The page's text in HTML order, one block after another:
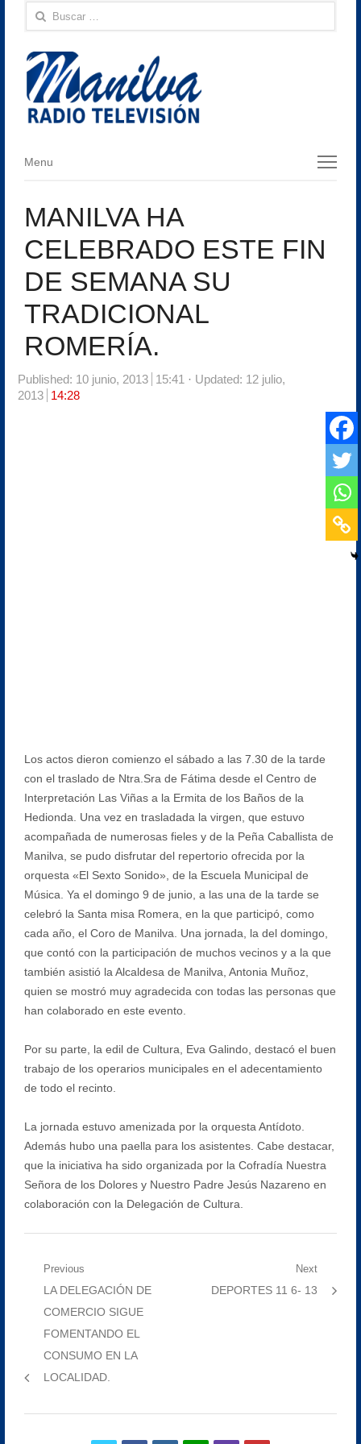
Buscar:
Menu
Menu
MANILVA HA
CELEBRADO ESTE FIN
DE SEMANA SU
TRADICIONAL
ROMERÍA.
Published: 10 junio, 2013 15:41
Updated: 12 julio,
2013
14:28
Los actos dieron comienzo el sábado a las 7.30 de la tarde
con el traslado de Ntra.Sra de Fátima desde el Centro de
Interpretación Las Viñas a la Ermita de los Baños de la
Hedionda. Una vez en trasladada la virgen, que estuvo
acompañada de numerosas fieles y de la Peña Caballista de
Manilva, se pudo disfrutar del repertorio ofrecida por la
orquesta «El Sexto Sonido», de la Escuela Municipal de
Música. Ya el domingo 9 de junio, a las una de la tarde se
celebró la Santa misa Romera, en la que participó, como
cada año, el Coro de Manilva. Una jornada, la del domingo,
que contó con la participación de muchos vecinos y a la que
también asistió la Alcaldesa de Manilva, Antonia Muñoz,
quien se mostró muy agradecida con todas las personas que
han colaborado en este evento.
Por su parte, la edil de Cultura, Eva Galindo, destacó el buen
trabajo de los operarios municipales en el adecentamiento
de todo el recinto.
La jornada estuvo amenizada por la orquesta Antídoto.
Además hubo una paella para los asistentes. Cabe destacar,
que la iniciativa ha sido organizada por la Cofradía Nuestra
Señora de los Dolores y Nuestro Padre Jesús Nazareno en
colaboración con la Delegación de Cultura.
Navegación
entradas
Previous
Previous
post:
LA DELEGACIÓN DE
COMERCIO SIGUE
FOMENTANDO EL
CONSUMO EN LA
LOCALIDAD.
Next
Next
DEPORTES 11 6- 13